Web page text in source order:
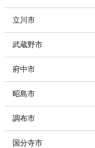
立川市
武蔵野市
府中市
昭島市
調布市
国分寺市